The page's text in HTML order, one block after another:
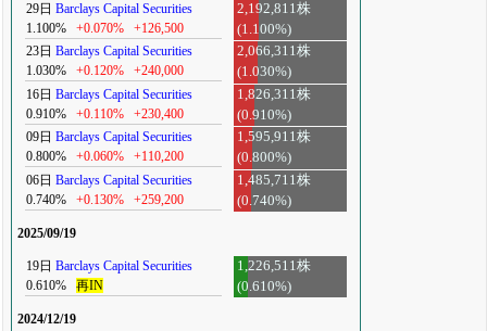
29日 Barclays Capital Securities
1.100%
+0.070% +126,500
2,192,811株
(1.100%)
23日 Barclays Capital Securities
1.030%
+0.120% +240,000
2,066,311株
(1.030%)
16日 Barclays Capital Securities
0.910%
+0.110% +230,400
1,826,311株
(0.910%)
09日 Barclays Capital Securities
0.800%
+0.060% +110,200
1,595,911株
(0.800%)
06日 Barclays Capital Securities
0.740%
+0.130% +259,200
1,485,711株
(0.740%)
2025/09/19
19日 Barclays Capital Securities
0.610%
再IN
1,226,511株
(0.610%)
2024/12/19